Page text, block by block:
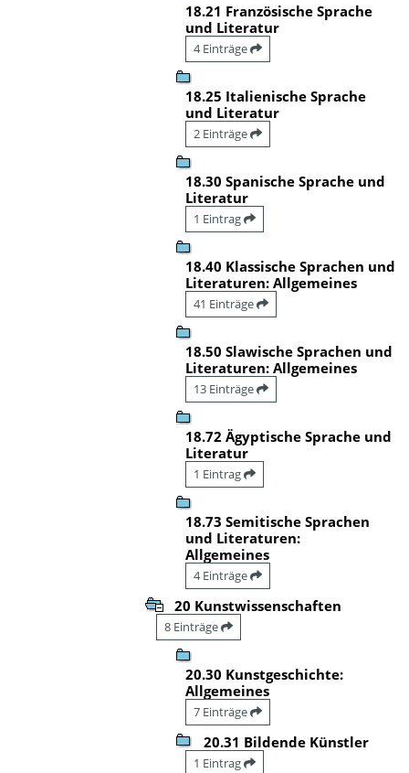
18.21 Französische Sprache
und Literatur
4 Einträge
18.25 Italienische Sprache
und Literatur
2 Einträge
18.30 Spanische Sprache und
Literatur
1 Eintrag
18.40 Klassische Sprachen und
Literaturen: Allgemeines
41 Einträge
18.50 Slawische Sprachen und
Literaturen: Allgemeines
13 Einträge
18.72 Ägyptische Sprache und
Literatur
1 Eintrag
18.73 Semitische Sprachen
und Literaturen:
Allgemeines
4 Einträge
20 Kunstwissenschaften
8 Einträge
20.30 Kunstgeschichte:
Allgemeines
7 Einträge
20.31 Bildende Künstler
1 Eintrag